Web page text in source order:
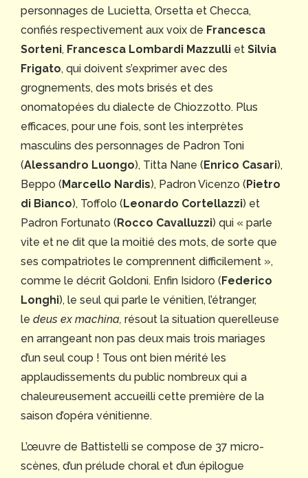
personnages de Lucietta, Orsetta et Checca,
confiés respectivement aux voix de Francesca
Sorteni, Francesca Lombardi Mazzulli et Silvia
Frigato, qui doivent s’exprimer avec des
grognements, des mots brisés et des
onomatopées du dialecte de Chiozzotto. Plus
efficaces, pour une fois, sont les interprètes
masculins des personnages de Padron Toni
(Alessandro Luongo), Titta Nane (Enrico Casari),
Beppo (Marcello Nardis), Padron Vicenzo (Pietro
di Bianco), Toffolo (Leonardo Cortellazzi) et
Padron Fortunato (Rocco Cavalluzzi) qui « parle
vite et ne dit que la moitié des mots, de sorte que
ses compatriotes le comprennent difficilement »,
comme le décrit Goldoni. Enfin Isidoro (Federico
Longhi), le seul qui parle le vénitien, l’étranger,
le deus ex machina, résout la situation querelleuse
en arrangeant non pas deux mais trois mariages
d’un seul coup ! Tous ont bien mérité les
applaudissements du public nombreux qui a
chaleureusement accueilli cette première de la
saison d’opéra vénitienne.
L’œuvre de Battistelli se compose de 37 micro-
scènes, d’un prélude choral et d’un épilogue